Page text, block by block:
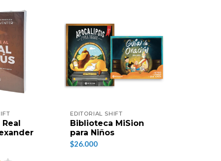
EDITORIAL SHIFT
Biblioteca MiSion
para Niños
$26.000